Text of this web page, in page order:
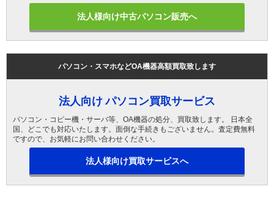
法人様向け中古パソコン販売へ
パソコン・スマホなどOA機器高額買取致します
法人向け パソコン買取サービス
パソコン・コピー機・サーバ等、OA機器の処分、買取致します。 日本全
国、どこでも対応いたします。面倒な手続きもございません。査定費無料
ですので、お気軽にお問い合わせください。
法人様向け買取サービスへ